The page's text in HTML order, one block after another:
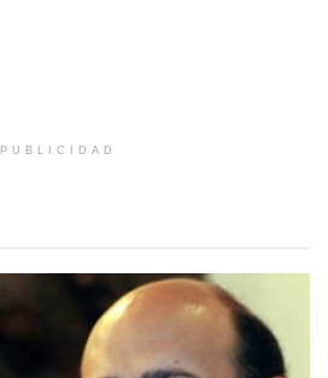
PUBLICIDAD